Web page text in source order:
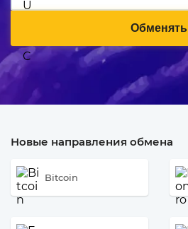
Обменять
Новые направления обмена
Bitcoin